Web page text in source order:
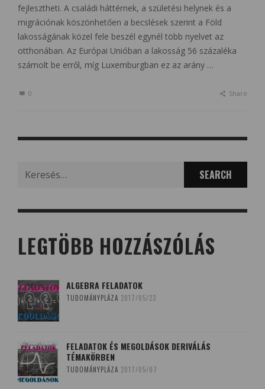
fejlesztheti. A családi háttérnek, a születési helynek és a
migrációnak köszönhetően a becslések szerint a Föld
lakosságának közel fele beszél egynél több nyelvet az
otthonában. Az Európai Unióban a lakosság 56 százaléka
számolt be erről, míg Luxemburgban ez az arány …
0 Share
LEGTÖBB HOZZÁSZÓLÁS
ALGEBRA FELADATOK
TUDOMÁNYPLÁZA 2017/05/23
FELADATOK ÉS MEGOLDÁSOK DERIVÁLÁS
TÉMAKÖRBEN
TUDOMÁNYPLÁZA 2017/05/07